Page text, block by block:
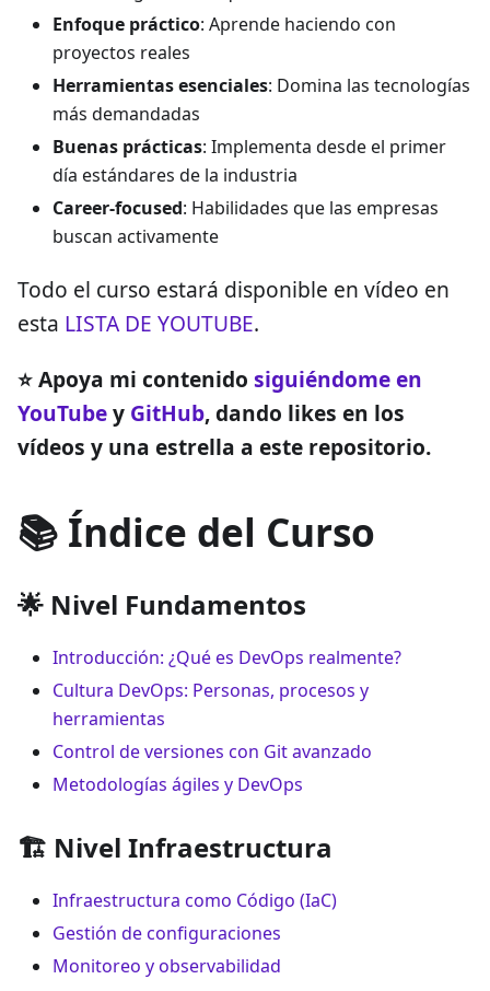
Enfoque práctico: Aprende haciendo con
proyectos reales
Herramientas esenciales: Domina las tecnologías
más demandadas
Buenas prácticas: Implementa desde el primer
día estándares de la industria
Career-focused: Habilidades que las empresas
buscan activamente
Todo el curso estará disponible en vídeo en
esta LISTA DE YOUTUBE.
⭐ Apoya mi contenido siguiéndome en
YouTubey GitHub, dando likes en los
vídeos y una estrella a este repositorio.
📚 Índice del Curso
🌟 Nivel Fundamentos
Introducción: ¿Qué es DevOps realmente?
Cultura DevOps: Personas, procesos y
herramientas
Control de versiones con Git avanzado
Metodologías ágiles y DevOps
🏗️ Nivel Infraestructura
Infraestructura como Código (IaC)
Gestión de configuraciones
Monitoreo y observabilidad